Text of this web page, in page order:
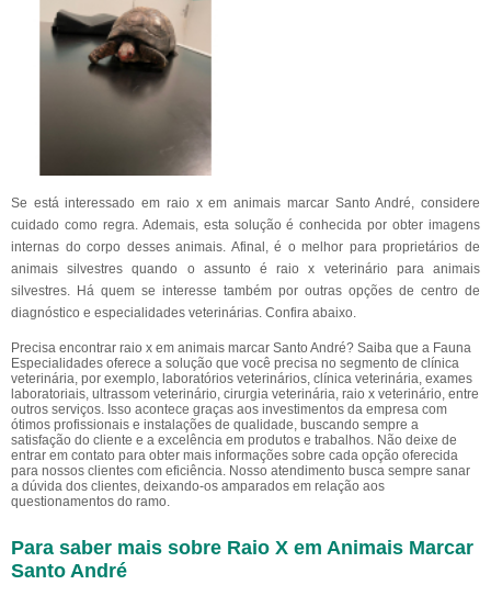
Se está interessado em raio x em animais marcar Santo André, considere
cuidado como regra. Ademais, esta solução é conhecida por obter imagens
internas do corpo desses animais. Afinal, é o melhor para proprietários de
animais silvestres quando o assunto é raio x veterinário para animais
silvestres. Há quem se interesse também por outras opções de centro de
diagnóstico e especialidades veterinárias. Confira abaixo.
Precisa encontrar raio x em animais marcar Santo André? Saiba que a Fauna
Especialidades oferece a solução que você precisa no segmento de clínica
veterinária, por exemplo, laboratórios veterinários, clínica veterinária, exames
laboratoriais, ultrassom veterinário, cirurgia veterinária, raio x veterinário, entre
outros serviços. Isso acontece graças aos investimentos da empresa com
ótimos profissionais e instalações de qualidade, buscando sempre a
satisfação do cliente e a excelência em produtos e trabalhos. Não deixe de
entrar em contato para obter mais informações sobre cada opção oferecida
para nossos clientes com eficiência. Nosso atendimento busca sempre sanar
a dúvida dos clientes, deixando-os amparados em relação aos
questionamentos do ramo.
Para saber mais sobre Raio X em Animais Marcar
Santo André